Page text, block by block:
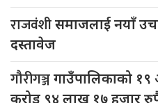
राजवंशीसमाजलाई नयाँ
दस्तावेज
गौरीगञ्जगाउँपालिकाको
करोड ९४ लाख १७ हजार